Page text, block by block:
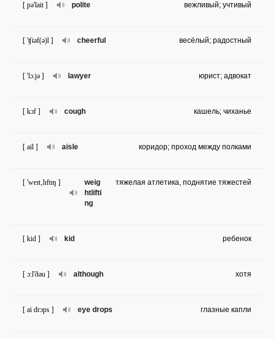
polite
[ pə'lait ] вежливый; учтивый
cheerful
[ 'ʧiəf(ə)l ] весёлый; радостный
lawyer
[ 'lɔ:jə ] юрист; адвокат
cough
[ kɔf ] кашель; чиханье
aisle
[ ail ] коридор; проход между полками
weig
htlifti
ng
[ 'weɪt‚lɪftɪŋ ] тяжелая атлетика, поднятие тяжестей
kid
[ kid ] ребенок
although
[ ɔ:l'ðəu ] хотя
eye drops
[ ai drɔps ] глазные капли